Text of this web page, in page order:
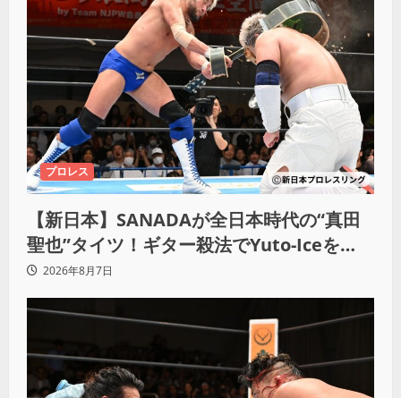
プロレス
【新日本】SANADAが全日本時代の“真田
聖也”タイツ！ギター殺法でYuto-Iceを
KO「俺と闘う時は考えろ。感じるな」
2026年8月7日